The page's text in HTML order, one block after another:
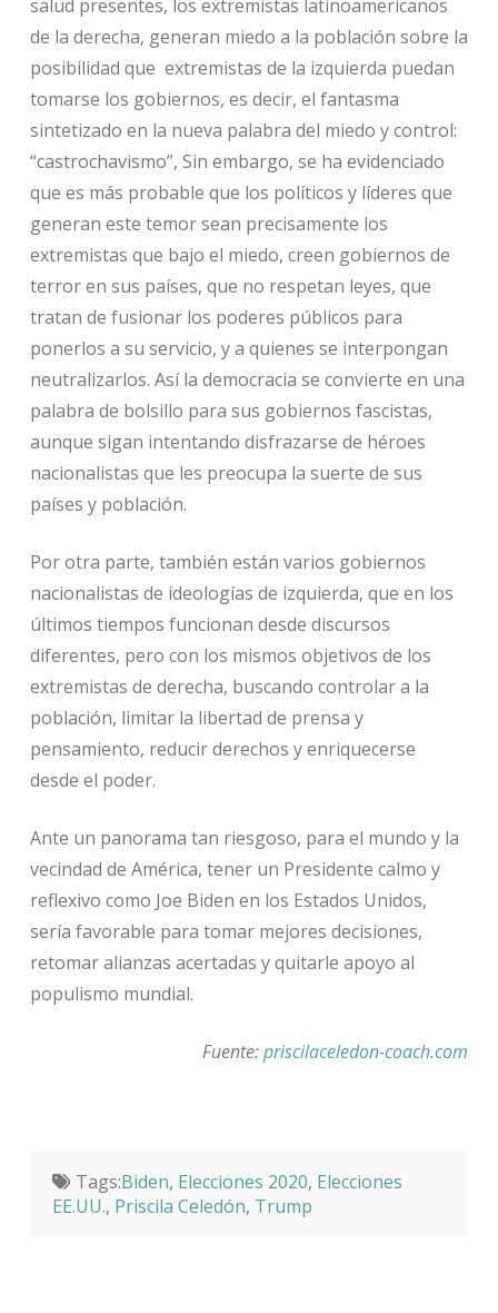
salud presentes, los extremistas latinoamericanos
de la derecha, generan miedo a la población sobre la
posibilidad que extremistas de la izquierda puedan
tomarse los gobiernos, es decir, el fantasma
sintetizado en la nueva palabra del miedo y control:
“castrochavismo”, Sin embargo, se ha evidenciado
que es más probable que los políticos y líderes que
generan este temor sean precisamente los
extremistas que bajo el miedo, creen gobiernos de
terror en sus países, que no respetan leyes, que
tratan de fusionar los poderes públicos para
ponerlos a su servicio, y a quienes se interpongan
neutralizarlos. Así la democracia se convierte en una
palabra de bolsillo para sus gobiernos fascistas,
aunque sigan intentando disfrazarse de héroes
nacionalistas que les preocupa la suerte de sus
países y población.
Por otra parte, también están varios gobiernos
nacionalistas de ideologías de izquierda, que en los
últimos tiempos funcionan desde discursos
diferentes, pero con los mismos objetivos de los
extremistas de derecha, buscando controlar a la
población, limitar la libertad de prensa y
pensamiento, reducir derechos y enriquecerse
desde el poder.
Ante un panorama tan riesgoso, para el mundo y la
vecindad de América, tener un Presidente calmo y
reflexivo como Joe Biden en los Estados Unidos,
sería favorable para tomar mejores decisiones,
retomar alianzas acertadas y quitarle apoyo al
populismo mundial.
Fuente:priscilaceledon-coach.com
Tags:Biden, Elecciones 2020, Elecciones
EE.UU., Priscila Celedón, Trump